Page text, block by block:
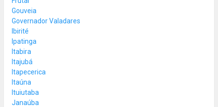
Gouveia
Governador Valadares
Ibirité
Ipatinga
Itabira
Itajubá
Itapecerica
Itaúna
Ituiutaba
Janaúba